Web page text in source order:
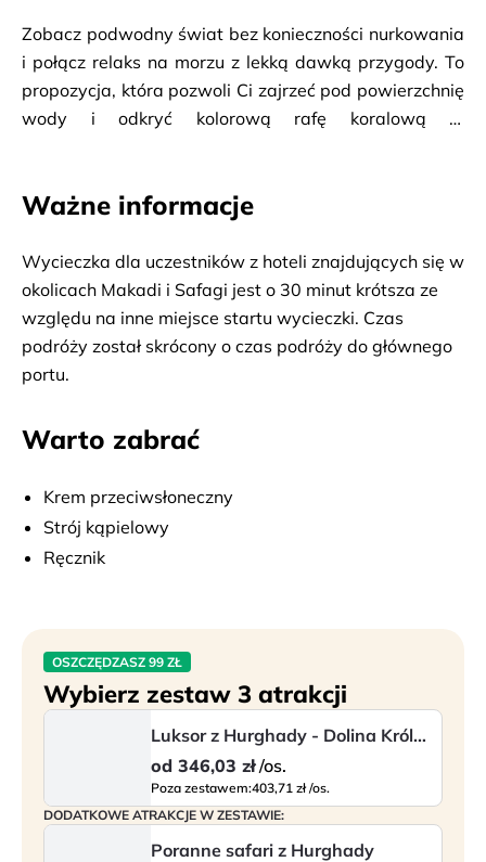
Zobacz podwodny świat bez konieczności nurkowania
i połącz relaks na morzu z lekką dawką przygody. To
propozycja, która pozwoli Ci zajrzeć pod powierzchnię
wody i odkryć kolorową rafę koralową w
wyruszysz w rejs na pokładzie
czeka na Ciebie jedno z największych bogactw morza
– rafa koralowa. Dzięki dużym panoramicznym
oknom będziesz mógł podziwiać podwodny świat z
bliska – zobaczysz kolorowe ryby i fascynujące
formacje koralowców, które tworzą niezwykły,
obserwacji rafy łódź zatrzyma się na otwartym morzu.
To moment na odpoczynek i kontakt z wodą – możesz
skorzystać z możliwości
odkrywać podwodne życie lub po prostu zrelaksować
się na pokładzie, ciesząc się spokojem i widokami. W
trakcie postoju otrzymasz również
wrócisz do mariny, skąd zapewniony jest transfer
powrotny do hotelu. To idealna opcja, jeśli chcesz
zobaczyć więcej niż tylko powierzchnię morza i
przeżyć coś wyjątkowego w trakcie wakacji.
Kolejność zwiedzania oraz program mogą ulec
Ważne informacje
Wycieczka dla uczestników z hoteli znajdujących się w
okolicach Makadi i Safagi jest o 30 minut krótsza ze
względu na inne miejsce startu wycieczki. Czas
podróży został skrócony o czas podróży do głównego
portu.
Warto zabrać
Krem przeciwsłoneczny
Strój kąpielowy
Ręcznik
OSZCZĘDZASZ 99 ZŁ
Wybierz zestaw 3 atrakcji
Luksor z Hurghady - Dolina Królów, świątynia Hatszepsut i Karnak
od 346,03 zł /os.
Poza zestawem:403,71 zł /os.
DODATKOWE ATRAKCJE W ZESTAWIE:
Poranne safari z Hurghady